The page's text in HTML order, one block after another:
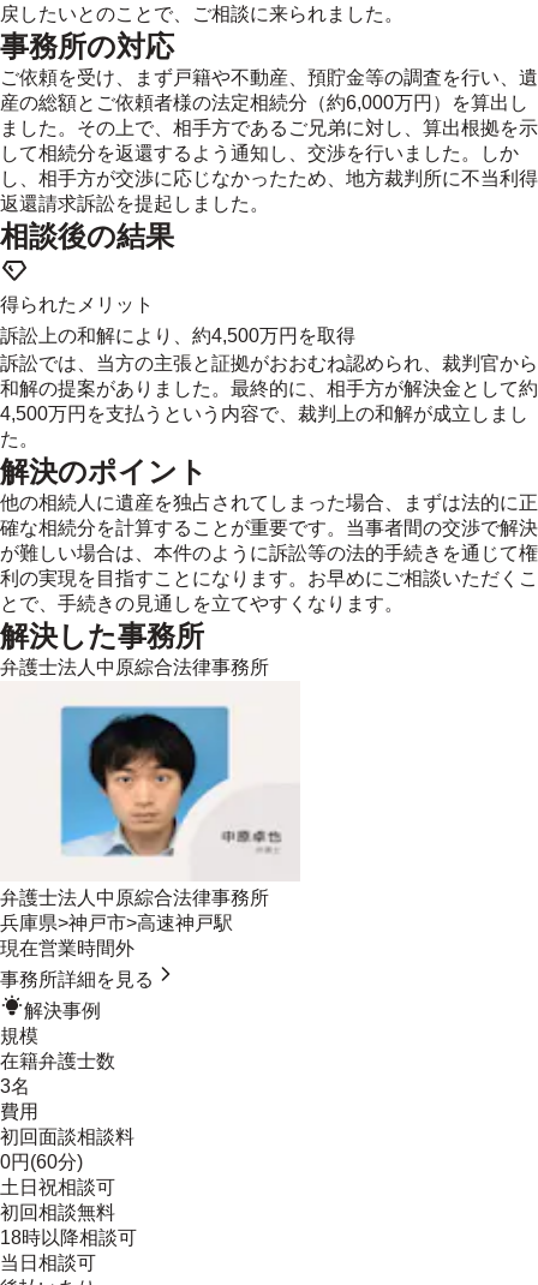
戻したいとのことで、ご相談に来られました。
事務所の対応
ご依頼を受け、まず戸籍や不動産、預貯金等の調査を行い、遺
産の総額とご依頼者様の法定相続分（約6,000万円）を算出し
ました。その上で、相手方であるご兄弟に対し、算出根拠を示
して相続分を返還するよう通知し、交渉を行いました。しか
し、相手方が交渉に応じなかったため、地方裁判所に不当利得
返還請求訴訟を提起しました。
相談後の結果
得られたメリット
訴訟上の和解により、約4,500万円を取得
訴訟では、当方の主張と証拠がおおむね認められ、裁判官から
和解の提案がありました。最終的に、相手方が解決金として約
4,500万円を支払うという内容で、裁判上の和解が成立しまし
た。
解決のポイント
他の相続人に遺産を独占されてしまった場合、まずは法的に正
確な相続分を計算することが重要です。当事者間の交渉で解決
が難しい場合は、本件のように訴訟等の法的手続きを通じて権
利の実現を目指すことになります。お早めにご相談いただくこ
とで、手続きの見通しを立てやすくなります。
解決した事務所
弁護士法人中原綜合法律事務所
弁護士法人中原綜合法律事務所
兵庫県>神戸市>高速神戸駅
現在営業時間外
事務所詳細を見る
解決事例
規模
在籍弁護士数
3名
費用
初回面談相談料
0円(60分)
土日祝相談可
初回相談無料
18時以降相談可
当日相談可